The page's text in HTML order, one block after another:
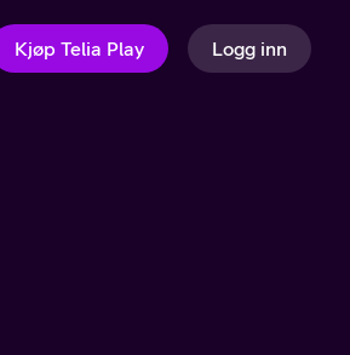
Kjøp Telia Play Logg inn